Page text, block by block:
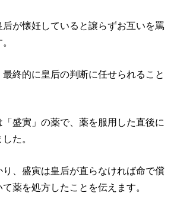
が懐妊していると譲らずお互いを罵
終的に皇后の判断に任せられること
盛寅」の薬で、薬を服用した直後に
た。
、盛寅は皇后が直らなければ命で償
薬を処方したことを伝えます。